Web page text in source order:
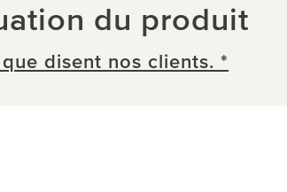
du produit
que disent nos clients. *